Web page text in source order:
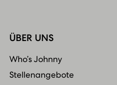
ÜBER UNS
Who’s Johnny
Stellenangebote